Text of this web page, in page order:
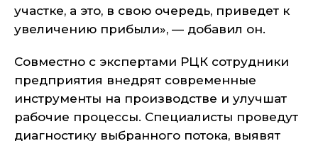
участке, а это, в свою очередь, приведет к
увеличению прибыли», — добавил он.
Совместно с экспертами РЦК сотрудники
предприятия внедрят современные
инструменты на производстве и улучшат
рабочие процессы. Специалисты проведут
диагностику выбранного потока, выявят